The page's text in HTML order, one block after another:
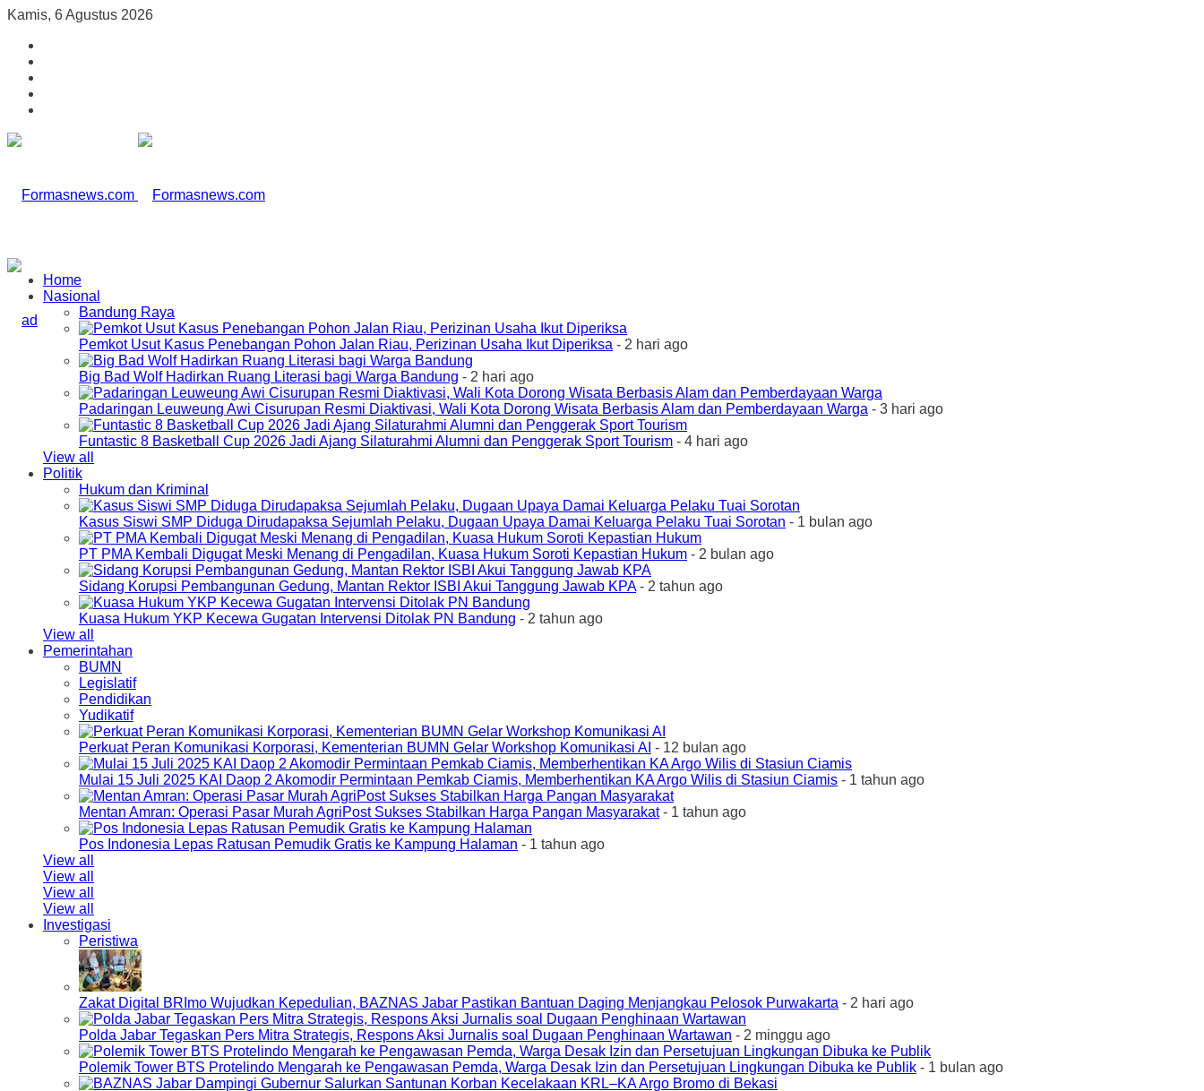
Kamis, 6 Agustus 2026
Home
Nasional
Bandung Raya
Pemkot Usut Kasus Penebangan Pohon Jalan Riau, Perizinan Usaha Ikut Diperiksa - 2 hari ago
Big Bad Wolf Hadirkan Ruang Literasi bagi Warga Bandung - 2 hari ago
Padaringan Leuweung Awi Cisurupan Resmi Diaktivasi, Wali Kota Dorong Wisata Berbasis Alam dan Pemberdayaan Warga - 3 hari ago
Funtastic 8 Basketball Cup 2026 Jadi Ajang Silaturahmi Alumni dan Penggerak Sport Tourism - 4 hari ago
View all
Politik
Hukum dan Kriminal
Kasus Siswi SMP Diduga Dirudapaksa Sejumlah Pelaku, Dugaan Upaya Damai Keluarga Pelaku Tuai Sorotan - 1 bulan ago
PT PMA Kembali Digugat Meski Menang di Pengadilan, Kuasa Hukum Soroti Kepastian Hukum - 2 bulan ago
Sidang Korupsi Pembangunan Gedung, Mantan Rektor ISBI Akui Tanggung Jawab KPA- 2 tahun ago
Kuasa Hukum YKP Kecewa Gugatan Intervensi Ditolak PN Bandung - 2 tahun ago
View all
Pemerintahan
BUMN
Legislatif
Pendidikan
Yudikatif
Perkuat Peran Komunikasi Korporasi, Kementerian BUMN Gelar Workshop Komunikasi AI - 12 bulan ago
Mulai 15 Juli 2025 KAI Daop 2 Akomodir Permintaan Pemkab Ciamis, Memberhentikan KA Argo Wilis di Stasiun Ciamis - 1 tahun ago
Mentan Amran: Operasi Pasar Murah AgriPost Sukses Stabilkan Harga Pangan Masyarakat- 1 tahun ago
Pos Indonesia Lepas Ratusan Pemudik Gratis ke Kampung Halaman - 1 tahun ago
View all
View all
View all
View all
Investigasi
Peristiwa
Zakat Digital BRImo Wujudkan Kepedulian, BAZNAS Jabar Pastikan Bantuan Daging Menjangkau Pelosok Purwakarta - 2 hari ago
Polda Jabar Tegaskan Pers Mitra Strategis, Respons Aksi Jurnalis soal Dugaan Penghinaan Wartawan - 2 minggu ago
Polemik Tower BTS Protelindo Mengarah ke Pengawasan Pemda, Warga Desak Izin dan Persetujuan Lingkungan Dibuka ke Publik - 1 bulan ago